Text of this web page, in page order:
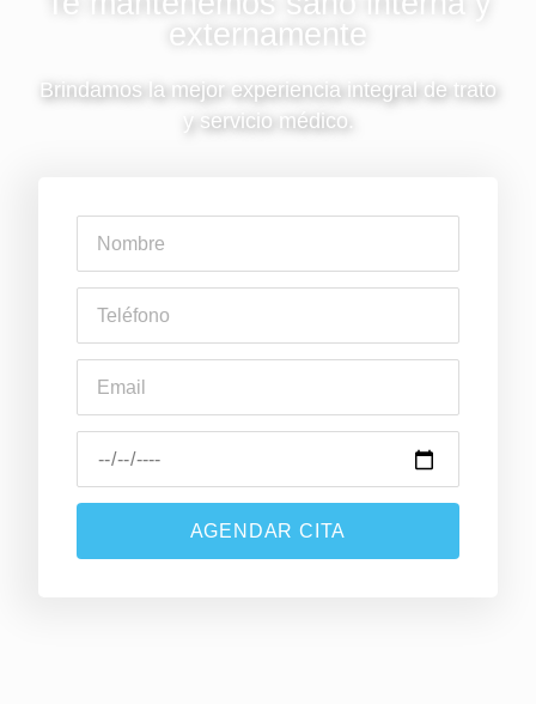
externamente
Brindamos la mejor experiencia integral de trato
y servicio médico.
AGENDAR CITA